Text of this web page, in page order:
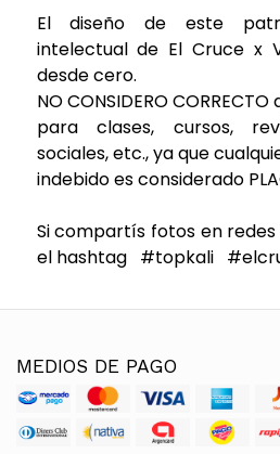
El diseño de este
intelectual de El Cruce x
desde cero.
NO CONSIDERO
para clases, cursos,
sociales, etc., ya que
indebido es considerado
Si compartís fotos en
el hashtag #topkali
MEDIOS DE PAGO